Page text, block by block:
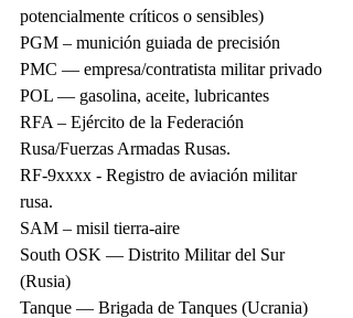
potencialmente críticos o sensibles)
PGM – munición guiada de precisión
PMC — empresa/contratista militar privado
POL — gasolina, aceite, lubricantes
RFA – Ejército de la Federación
Rusa/Fuerzas Armadas Rusas.
RF-9xxxx - Registro de aviación militar
rusa.
SAM – misil tierra-aire
South OSK — Distrito Militar del Sur
(Rusia)
Tanque — Brigada de Tanques (Ucrania)